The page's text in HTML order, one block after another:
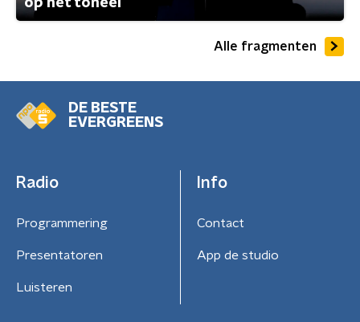
op het toneel
Alle fragmenten
DE BESTE
EVERGREENS
Radio
Programmering
Presentatoren
Luisteren
Info
Contact
App de studio